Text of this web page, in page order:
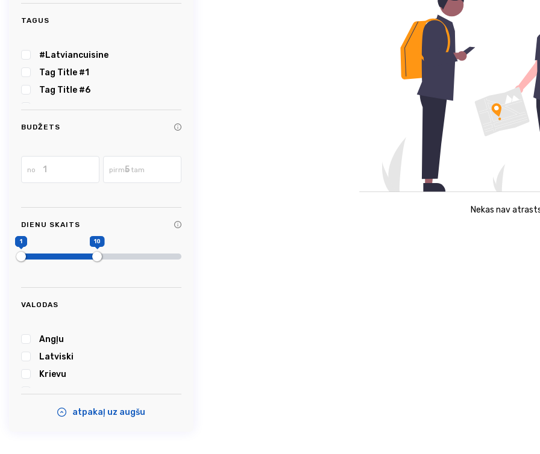
TAGUS
#Latviancuisine
Tag Title #1
Tag Title #6
#Festivals&celebrations
Tag Title #2
Tag Title #8
#Picturesque
#Impressive
#Karosta
#karostanightinprison
#Summersound
BUDŽETS
no pirms tam
DIENU SKAITS
1 10
VALODAS
Angļu
Latviski
Krievu
Igauņu
atpakaļ uz augšu
Nekas nav